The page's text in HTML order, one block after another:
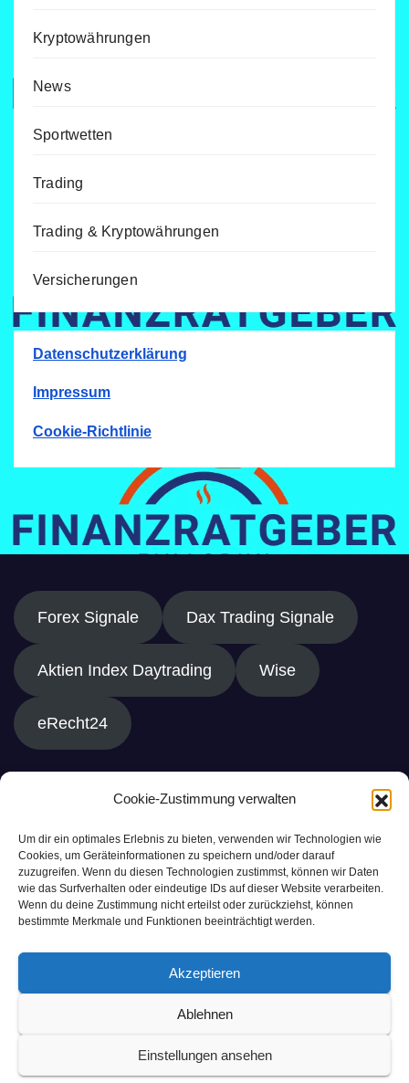
Cookie-Zustimmung verwalten
Um dir ein optimales Erlebnis zu bieten, verwenden wir Technologien wie
Cookies, um Geräteinformationen zu speichern und/oder darauf
zuzugreifen. Wenn du diesen Technologien zustimmst, können wir Daten
wie das Surfverhalten oder eindeutige IDs auf dieser Website verarbeiten.
Wenn du deine Zustimmung nicht erteilst oder zurückziehst, können
bestimmte Merkmale und Funktionen beeinträchtigt werden.
Akzeptieren
Ablehnen
Einstellungen ansehen
Kryptowährungen
News
Sportwetten
Trading
Trading & Kryptowährungen
Versicherungen
Datenschutzerklärung
Impressum
Cookie-Richtlinie
Forex Signale Dax Trading Signale
Aktien Index Daytrading Wise
eRecht24